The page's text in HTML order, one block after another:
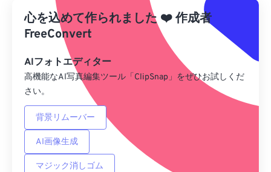
Googleドライブから
OneDriveから
URLから
心を込めて作られました ❤️作成者
FreeConvert
AIフォトエディター
高機能なAI写真編集ツール「ClipSnap」をぜひお試しくだ
さい。
背景リムーバー
AI画像生成
マジック消しゴム